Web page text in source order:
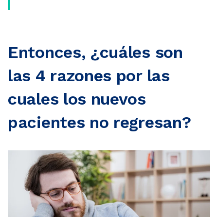
Entonces, ¿cuáles son
las 4 razones por las
cuales los nuevos
pacientes no regresan?